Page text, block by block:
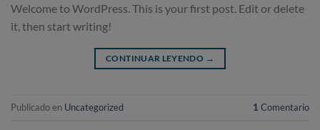
Welcome to WordPress. This is your first post. Edit or delete
it, then start writing!
CONTINUAR LEYENDO →
Publicado en Uncategorized 1 Comentario